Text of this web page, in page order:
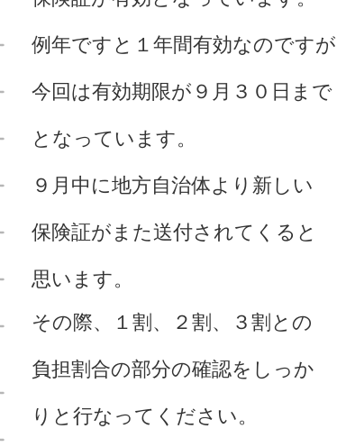
例年ですと１年間有効なのですが
今回は有効期限が９月３０日まで
となっています。
９月中に地方自治体より新しい
保険証がまた送付されてくると
思います。
その際、１割、２割、３割との
負担割合の部分の確認をしっか
りと行なってください。